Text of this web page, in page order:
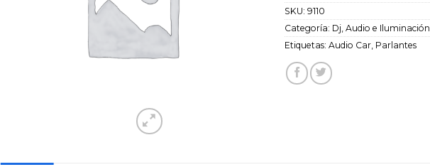
SKU:9110
Categoría: Dj, Audio e Iluminación
Etiquetas:Audio Car, Parlantes